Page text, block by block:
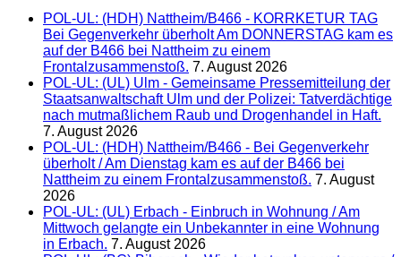
POL-UL: (HDH) Nattheim/B466 - KORRKETUR TAG
Bei Gegenverkehr überholt Am DONNERSTAG kam es
auf der B466 bei Nattheim zu einem
Frontalzusammenstoß. 7. August 2026
POL-UL: (UL) Ulm - Gemeinsame Pressemitteilung der
Staatsanwaltschaft Ulm und der Polizei: Tatverdächtige
nach mutmaßlichem Raub und Drogenhandel in Haft.
7. August 2026
POL-UL: (HDH) Nattheim/B466 - Bei Gegenverkehr
überholt / Am Dienstag kam es auf der B466 bei
Nattheim zu einem Frontalzusammenstoß. 7. August
2026
POL-UL: (UL) Erbach - Einbruch in Wohnung / Am
Mittwoch gelangte ein Unbekannter in eine Wohnung
in Erbach. 7. August 2026